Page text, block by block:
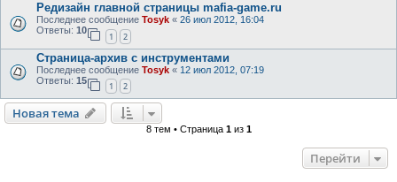
Редизайн главной страницы mafia-game.ru
Последнее сообщение Tosyk « 26 июл 2012, 16:04
Ответы: 10
1 2
Страница-архив с инструментами
Последнее сообщение Tosyk « 12 июл 2012, 07:19
Ответы: 15
1 2
Новая тема
8 тем • Страница 1из 1
Перейти